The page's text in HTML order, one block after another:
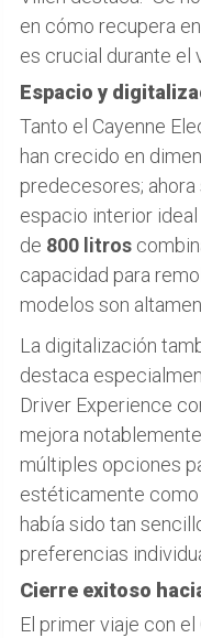
en cómo recupera
es crucial durante el
Espacio y
Tanto el Cayenne
han crecido en
predecesores;
espacio interior
de 800 litros
capacidad para
modelos son
La digitalización
destaca
Driver Experience
mejora
múltiples opciones
estéticamente
había sido tan
preferencias
Cierre exitoso
El primer viaje con